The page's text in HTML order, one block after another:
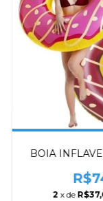
BOIA
2 x de